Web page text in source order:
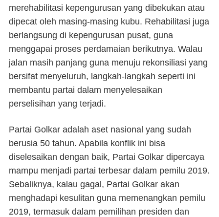
merehabilitasi kepengurusan yang dibekukan atau
dipecat oleh masing-masing kubu. Rehabilitasi juga
berlangsung di kepengurusan pusat, guna
menggapai proses perdamaian berikutnya. Walau
jalan masih panjang guna menuju rekonsiliasi yang
bersifat menyeluruh, langkah-langkah seperti ini
membantu partai dalam menyelesaikan
perselisihan yang terjadi.
Partai Golkar adalah aset nasional yang sudah
berusia 50 tahun. Apabila konflik ini bisa
diselesaikan dengan baik, Partai Golkar dipercaya
mampu menjadi partai terbesar dalam pemilu 2019.
Sebaliknya, kalau gagal, Partai Golkar akan
menghadapi kesulitan guna memenangkan pemilu
2019, termasuk dalam pemilihan presiden dan